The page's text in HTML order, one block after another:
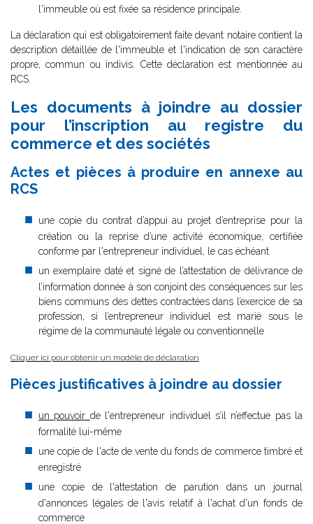
l'immeuble où est fixée sa résidence principale.
La déclaration qui est obligatoirement faite devant notaire contient la
description détaillée de l'immeuble et l'indication de son caractère
propre, commun ou indivis. Cette déclaration est mentionnée au
RCS.
Les documents à joindre au dossier
pour l’inscription au registre du
commerce et des sociétés
Actes et pièces à produire en annexe au
RCS
une copie du contrat d’appui au projet d’entreprise pour la
création ou la reprise d’une activité économique, certifiée
conforme par l'entrepreneur individuel, le cas échéant
un exemplaire daté et signé de l’attestation de délivrance de
l’information donnée à son conjoint des conséquences sur les
biens communs des dettes contractées dans l’exercice de sa
profession, si l’entrepreneur individuel est marié sous le
régime de la communauté légale ou conventionnelle
Cliquer ici pour obtenir un modèle de déclaration
Pièces justificatives à joindre au dossier
un pouvoir de l'entrepreneur individuel s’il n’effectue pas la
formalité lui-même
une copie de l'acte de vente du fonds de commerce timbré et
enregistré
une copie de l'attestation de parution dans un journal
d'annonces légales de l'avis relatif à l'achat d'un fonds de
commerce